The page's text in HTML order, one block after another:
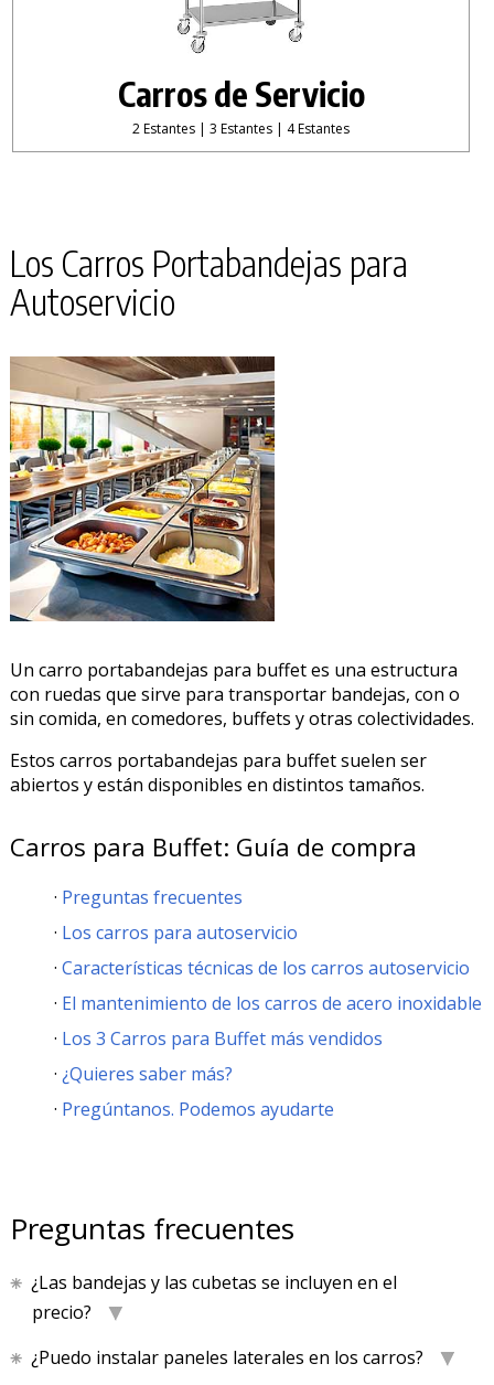
Carros de Servicio
2 Estantes | 3 Estantes | 4 Estantes
Los Carros Portabandejas para
Autoservicio
Un carro portabandejas para buffet es una estructura
con ruedas que sirve para transportar bandejas, con o
sin comida, en comedores, buffets y otras colectividades.
Estos carros portabandejas para buffet suelen ser
abiertos y están disponibles en distintos tamaños.
Carros para Buffet: Guía de compra
Preguntas frecuentes
Los carros para autoservicio
Características técnicas de los carros autoservicio
El mantenimiento de los carros de acero inoxidable
Los 3 Carros para Buffet más vendidos
¿Quieres saber más?
Pregúntanos. Podemos ayudarte
Preguntas frecuentes
¿Las bandejas y las cubetas se incluyen en el
precio?
¿Puedo instalar paneles laterales en los carros?